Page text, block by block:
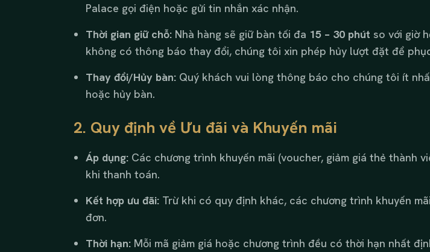
Palace gọi điện hoặc gửi tin nhắn xác nhận.
Thời gian giữ chỗ: Nhà hàng sẽ giữ bàn tối đa 15 – 30 phút so với giờ
không có thông báo thay đổi, chúng tôi xin phép hủy lượt đặt để
Thay đổi/Hủy bàn: Quý khách vui lòng thông báo cho chúng tôi ít
hoặc hủy bàn.
2. Quy định về Ưu đãi và Khuyến mãi
Áp dụng: Các chương trình khuyến mãi (voucher, giảm giá thẻ thành
khi thanh toán.
Kết hợp ưu đãi: Trừ khi có quy định khác, các chương trình khuyến
đơn.
Thời hạn: Mỗi mã giảm giá hoặc chương trình đều có thời hạn nhất